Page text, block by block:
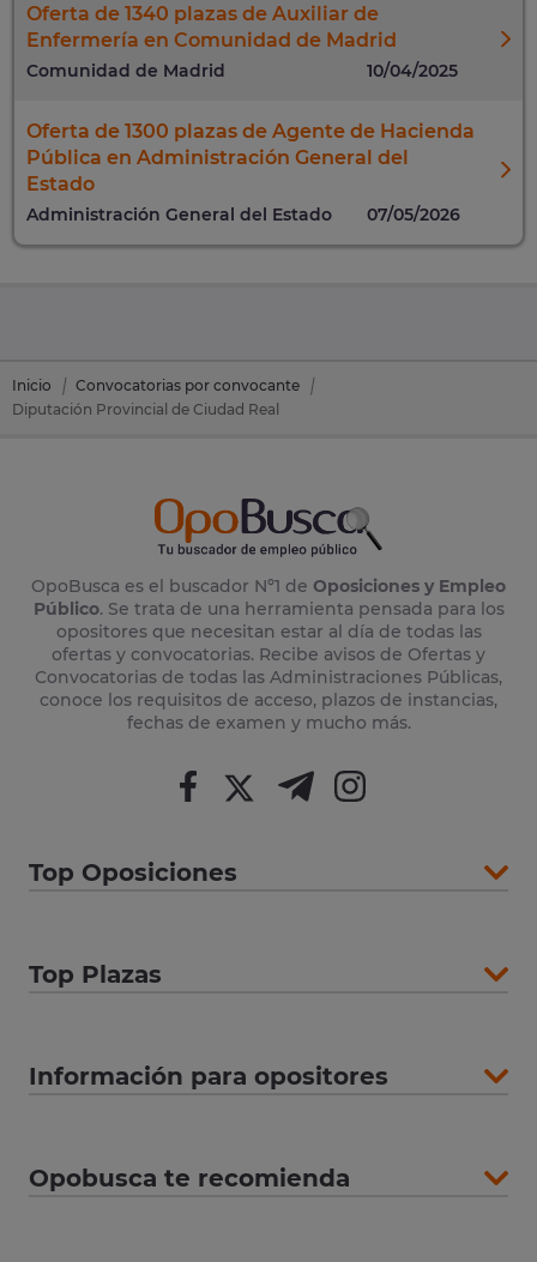
Oferta de 1340 plazas de Auxiliar de
Enfermería en Comunidad de Madrid
Comunidad de Madrid 10/04/2025
Oferta de 1300 plazas de Agente de Hacienda
Pública en Administración General del
Estado
Administración General del Estado 07/05/2026
Inicio
Convocatorias por convocante
Diputación Provincial de Ciudad Real
OpoBusca es el buscador Nº1 de Oposiciones y Empleo
Público. Se trata de una herramienta pensada para los
opositores que necesitan estar al día de todas las
ofertas y convocatorias. Recibe avisos de Ofertas y
Convocatorias de todas las Administraciones Públicas,
conoce los requisitos de acceso, plazos de instancias,
fechas de examen y mucho más.
Top Oposiciones
Top Plazas
Información para opositores
Opobusca te recomienda